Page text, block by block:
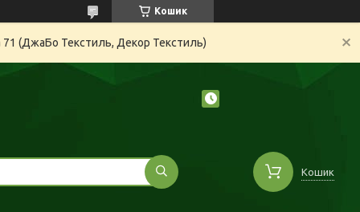
Кошик
71 (ДжаБо Текстиль, Декор Текстиль)
Кошик